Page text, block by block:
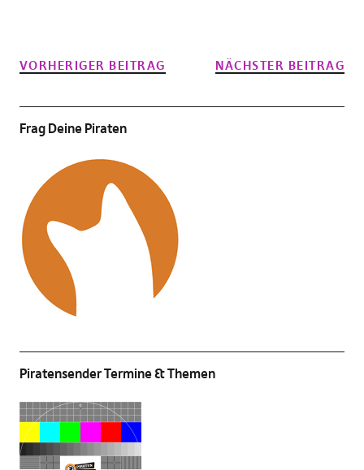
VORHERIGER BEITRAG NÄCHSTER BEITRAG
Frag Deine Piraten
Piratensender Termine & Themen